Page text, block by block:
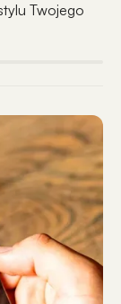
Twojego